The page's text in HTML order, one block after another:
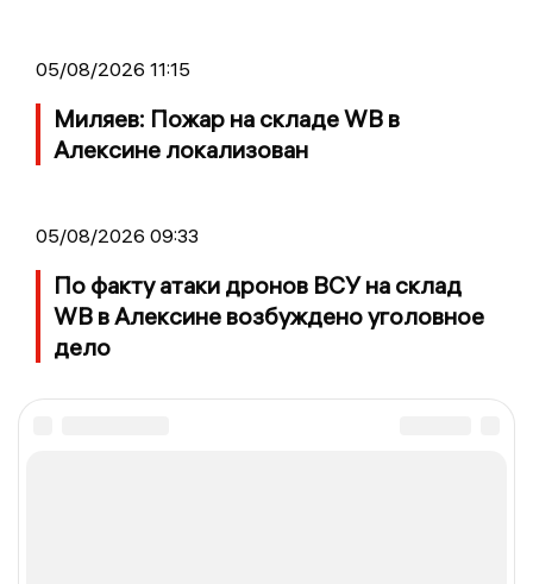
05/08/2026 11:15
Миляев: Пожар на складе WB в
Алексине локализован
05/08/2026 09:33
По факту атаки дронов ВСУ на склад
WB в Алексине возбуждено уголовное
дело